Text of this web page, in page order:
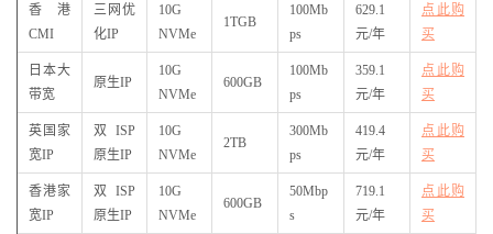
香港
CMI
三网优
化IP
10G
NVMe
1TGB
100Mb
ps
629.1
元/年
点此购
买
日本大
带宽
原生IP
10G
NVMe
600GB
100Mb
ps
359.1
元/年
点此购
买
英国家
宽IP
双ISP
原生IP
10G
NVMe
2TB
300Mb
ps
419.4
元/年
点此购
买
香港家
宽IP
双ISP
原生IP
10G
NVMe
600GB
50Mbp
s
719.1
元/年
点此购
买